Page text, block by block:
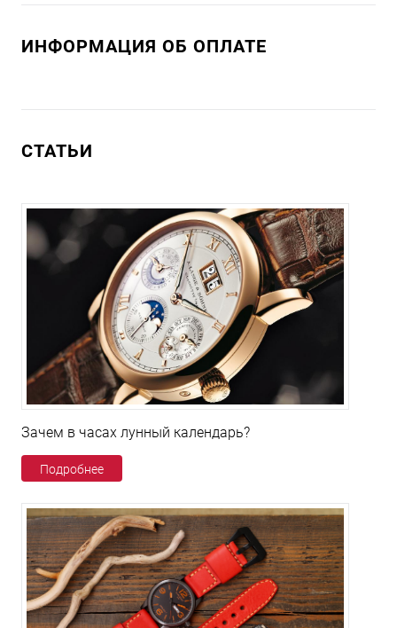
ИНФОРМАЦИЯ ОБ ОПЛАТЕ
СТАТЬИ
Зачем в часах лунный календарь?
Подробнее